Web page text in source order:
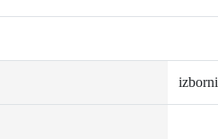
izborni